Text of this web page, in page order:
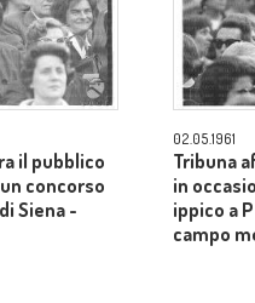
il pubblico
concorso
Siena -
02.05.1961
Tribuna
in
ippico a
campo